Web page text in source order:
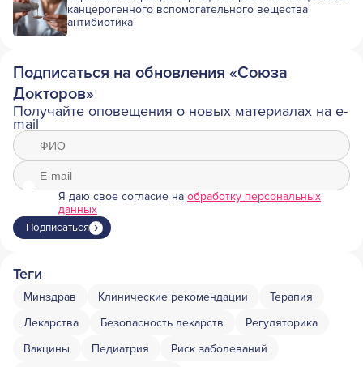
канцерогенного вспомогательного вещества
антибиотика
Подписаться на обновления «Союза
Докторов»
Получайте оповещения о новых материалах на e-
mail
Я даю свое согласие на обработку персональных
данных
Подписаться
Теги
Минздрав Клинические рекомендации
Терапия
Лекарства
Безопасность лекарств
Регуляторика
Вакцины
Педиатрия
Риск заболеваний